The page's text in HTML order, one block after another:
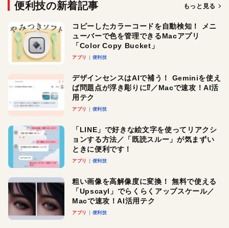
便利技の新着記事 もっと見る
コピーしたカラーコードを自動検知！ メニ
ューバーで色を管理できるMacアプリ
「Color Copy Bucket」
アプリ 便利技
デザインセンスはAIで補う！ Geminiを使え
ば問題点が浮き彫りに⁉︎／Macで速攻！AI活
用テク
アプリ 便利技
「LINE」で好きな絵文字を使ってリアクシ
ョンする方法／「既読スルー」が気まずい
ときに便利です！
アプリ 便利技
粗い画像を高解像度に変換！ 無料で使える
「Upscayl」でらくらくアップスケール／
Macで速攻！AI活用テク
アプリ 便利技